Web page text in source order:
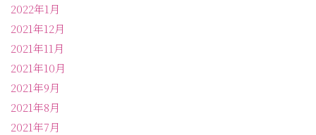
2022年1月
2021年12月
2021年11月
2021年10月
2021年9月
2021年8月
2021年7月